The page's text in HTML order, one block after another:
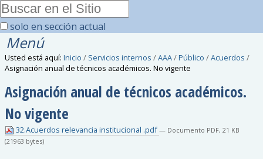
solo en sección actual
Menú
Usted está aquí: Inicio / Servicios internos /AAA/Público /Acuerdos /
Asignación anual de técnicos académicos. No vigente
Asignación anual de técnicos académicos.
No vigente
32.Acuerdos relevancia institucional .pdf— Documento PDF, 21 KB
(21963 bytes)